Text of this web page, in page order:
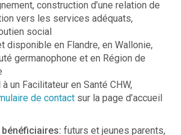
construction d’une relation de
vers les services adéquats,
social
disponible en Flandre, en Wallonie,
germanophone et en Région de
un Facilitateur en Santé CHW,
de contact sur la page d’accueil
bénéficiaires:futurs et jeunes parents,